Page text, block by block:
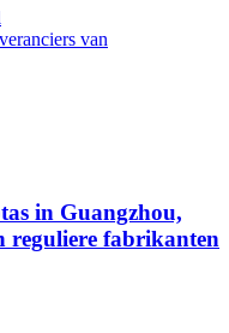
van
in Guangzhou,
reguliere fabrikanten